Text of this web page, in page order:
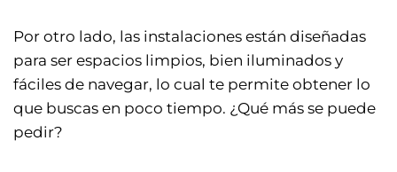
Por otro lado, las instalaciones están diseñadas
para ser espacios limpios, bien iluminados y
fáciles de navegar, lo cual te permite obtener lo
que buscas en poco tiempo. ¿Qué más se puede
pedir?